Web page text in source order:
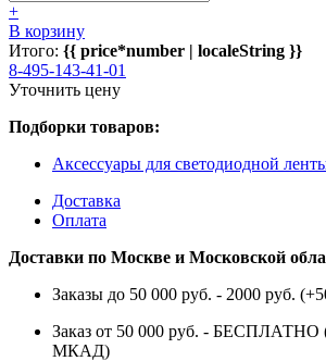
+
В корзину
Итого: {{ price*number | localeString }}
8-495-143-41-01
Уточнить цену
Подборки товаров:
Аксессуары для светодиодной
Доставка
Оплата
Доставки по Москве и Московской
Заказы до 50 000 руб. - 2000 руб.
Заказ от 50 000 руб. - БЕСПЛАТНО
МКАД)